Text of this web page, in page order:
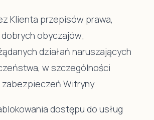
Klienta przepisów prawa,
obyczajów;
działań naruszających
w szczególności
zabezpieczeń Witryny.
dostępu do usług